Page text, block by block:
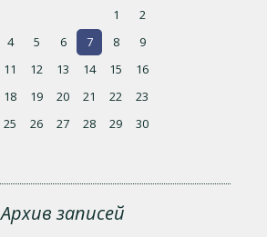
1
2
4 5 6 7 8
9
11 12 13 14 15
16
18 19 20 21 22
23
25 26 27 28 29
30
Архив записей